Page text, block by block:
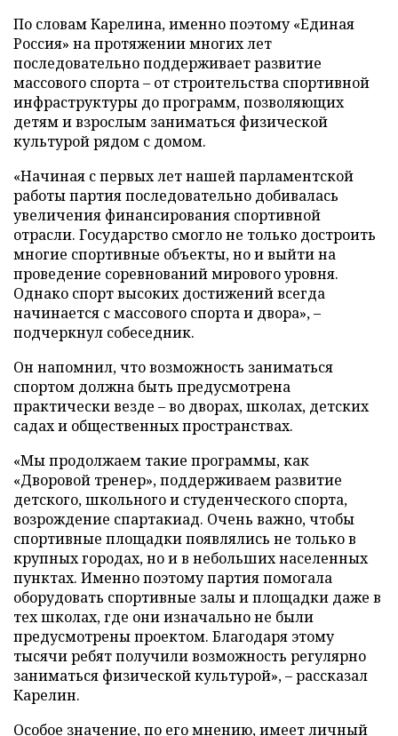
По словам Карелина, именно поэтому «Единая
Россия» на протяжении многих лет
последовательно поддерживает развитие
массового спорта – от строительства спортивной
инфраструктуры до программ, позволяющих
детям и взрослым заниматься физической
культурой рядом с домом.
«Начиная с первых лет нашей парламентской
работы партия последовательно добивалась
увеличения финансирования спортивной
отрасли. Государство смогло не только достроить
многие спортивные объекты, но и выйти на
проведение соревнований мирового уровня.
Однако спорт высоких достижений всегда
начинается с массового спорта и двора», –
подчеркнул собеседник.
Он напомнил, что возможность заниматься
спортом должна быть предусмотрена
практически везде – во дворах, школах, детских
садах и общественных пространствах.
«Мы продолжаем такие программы, как
«Дворовой тренер», поддерживаем развитие
детского, школьного и студенческого спорта,
возрождение спартакиад. Очень важно, чтобы
спортивные площадки появлялись не только в
крупных городах, но и в небольших населенных
пунктах. Именно поэтому партия помогала
оборудовать спортивные залы и площадки даже в
тех школах, где они изначально не были
предусмотрены проектом. Благодаря этому
тысячи ребят получили возможность регулярно
заниматься физической культурой», – рассказал
Карелин.
Особое значение, по его мнению, имеет личный